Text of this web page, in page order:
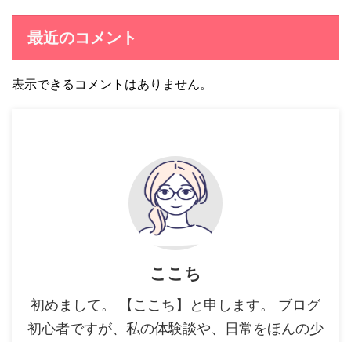
最近のコメント
表示できるコメントはありません。
ここち
初めまして。 【ここち】と申します。 ブログ
初心者ですが、私の体験談や、日常をほんの少